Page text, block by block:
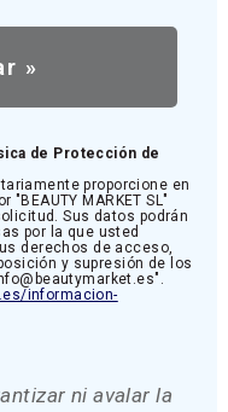
de Protección de
proporcione en
MARKET SL"
Sus datos podrán
por la que usted
derechos de acceso,
y supresión de los
informacion-
ni avalar la